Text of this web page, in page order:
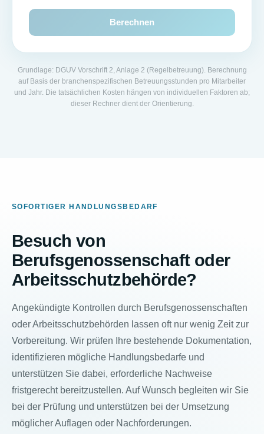
Berechnen
Grundlage: DGUV Vorschrift 2, Anlage 2 (Regelbetreuung). Berechnung
auf Basis der branchenspezifischen Betreuungsstunden pro Mitarbeiter
und Jahr. Die tatsächlichen Kosten hängen von individuellen Faktoren ab;
dieser Rechner dient der Orientierung.
SOFORTIGER HANDLUNGSBEDARF
Besuch von
Berufsgenossenschaft oder
Arbeitsschutzbehörde?
Angekündigte Kontrollen durch Berufsgenossenschaften
oder Arbeitsschutzbehörden lassen oft nur wenig Zeit zur
Vorbereitung. Wir prüfen Ihre bestehende Dokumentation,
identifizieren mögliche Handlungsbedarfe und
unterstützen Sie dabei, erforderliche Nachweise
fristgerecht bereitzustellen. Auf Wunsch begleiten wir Sie
bei der Prüfung und unterstützen bei der Umsetzung
möglicher Auflagen oder Nachforderungen.